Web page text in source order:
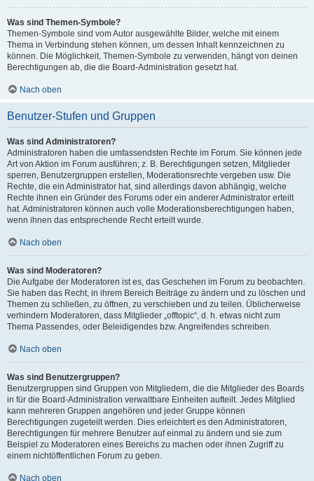
Was sind Themen-Symbole?
Themen-Symbole sind vom Autor ausgewählte Bilder, welche mit einem
Thema in Verbindung stehen können, um dessen Inhalt kennzeichnen zu
können. Die Möglichkeit, Themen-Symbole zu verwenden, hängt von deinen
Berechtigungen ab, die die Board-Administration gesetzt hat.
Nach oben
Benutzer-Stufen und Gruppen
Was sind Administratoren?
Administratoren haben die umfassendsten Rechte im Forum. Sie können jede
Art von Aktion im Forum ausführen; z. B. Berechtigungen setzen, Mitglieder
sperren, Benutzergruppen erstellen, Moderationsrechte vergeben usw. Die
Rechte, die ein Administrator hat, sind allerdings davon abhängig, welche
Rechte ihnen ein Gründer des Forums oder ein anderer Administrator erteilt
hat. Administratoren können auch volle Moderationsberechtigungen haben,
wenn ihnen das entsprechende Recht erteilt wurde.
Nach oben
Was sind Moderatoren?
Die Aufgabe der Moderatoren ist es, das Geschehen im Forum zu beobachten.
Sie haben das Recht, in ihrem Bereich Beiträge zu ändern und zu löschen und
Themen zu schließen, zu öffnen, zu verschieben und zu teilen. Üblicherweise
verhindern Moderatoren, dass Mitglieder „offtopic“, d. h. etwas nicht zum
Thema Passendes, oder Beleidigendes bzw. Angreifendes schreiben.
Nach oben
Was sind Benutzergruppen?
Benutzergruppen sind Gruppen von Mitgliedern, die die Mitglieder des Boards
in für die Board-Administration verwaltbare Einheiten aufteilt. Jedes Mitglied
kann mehreren Gruppen angehören und jeder Gruppe können
Berechtigungen zugeteilt werden. Dies erleichtert es den Administratoren,
Berechtigungen für mehrere Benutzer auf einmal zu ändern und sie zum
Beispiel zu Moderatoren eines Bereichs zu machen oder ihnen Zugriff zu
einem nichtöffentlichen Forum zu geben.
Nach oben